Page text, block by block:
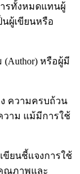
ทั้งหมดแทนผู้
ผู้เขียนหรือ
หรือผู้มี
วามครบถ้วน
วาม แม้มีการใช้
นชี้แจงการใช้
ณภาพและ